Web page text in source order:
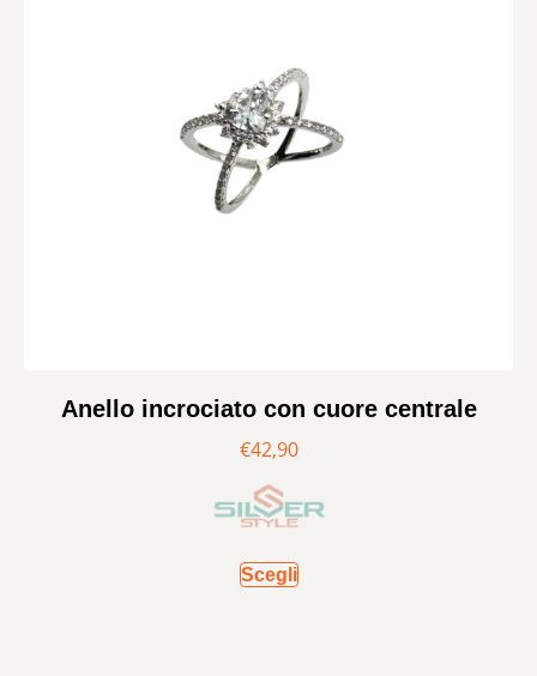
Anello incrociato con cuore centrale
€42,90
Scegli